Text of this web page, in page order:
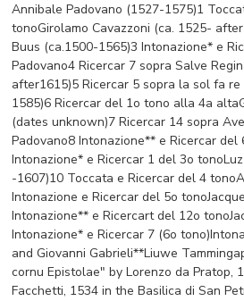
Annibale Padovano (1527-1575)1
tonoGirolamo Cavazzoni (ca. 1525-
Buus (ca.1500-1565)3 Intonazione* e
Padovano4 Ricercar 7 sopra Salve
after1615)5 Ricercar 5 sopra la sol fa
1585)6 Ricercar del 1o tono alla 4a
(dates unknown)7 Ricercar 14 sopra
Padovano8 Intonazione** e Ricercar
Intonazione* e Ricercar 1 del 3o
-1607)10 Toccata e Ricercar del 4
Intonazione e Ricercar del 5o
Intonazione** e Ricercart del 12o
Intonazione* e Ricercar 7 (6o
and Giovanni Gabrieli**Liuwe
cornu Epistolae" by Lorenzo da Pratop,
Facchetti, 1534 in the Basilica di San